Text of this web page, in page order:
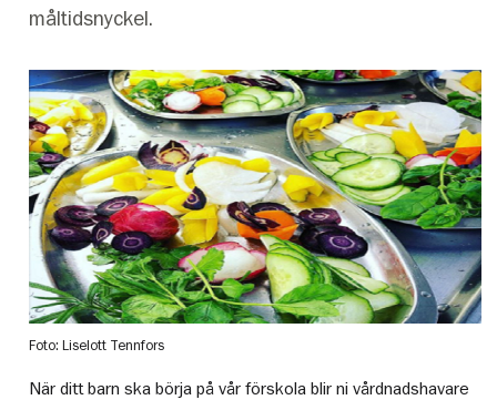
måltidsnyckel.
Foto: Liselott Tennfors
När ditt barn ska börja på vår förskola blir ni vårdnadshavare